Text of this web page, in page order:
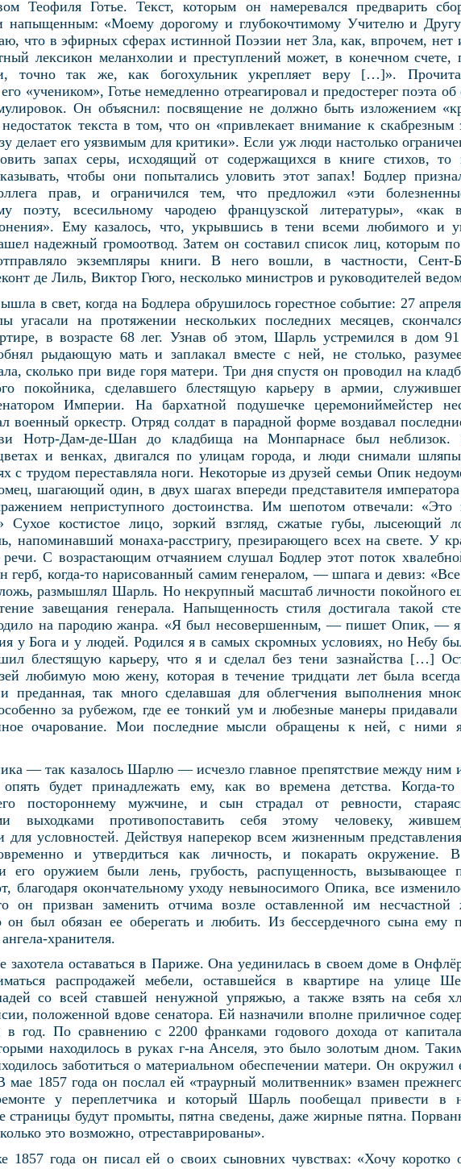
Теофиля Готье. Текст, которым он намеревался предварить
напыщенным: «Моему дорогому и глубокочтимому Учителю и
что в эфирных сферах истинной Поэзии нет Зла, как, впрочем, нет
лексикон меланхолии и преступлений может, в конечном счете,
точно так же, как богохульник укрепляет веру […]».
«учеником», Готье немедленно отреагировал и предостерег поэта об
Он объяснил: посвящение не должно быть изложением
текста в том, что он «привлекает внимание к скабрезным
делает его уязвимым для критики». Если уж люди настолько
запах серы, исходящий от содержащихся в книге стихов, то
чтобы они попытались уловить этот запах! Бодлер
прав, и ограничился тем, что предложил «эти
поэту, всесильному чародею французской литературы», «как
Ему казалось, что, укрывшись в тени всеми любимого и
надежный громоотвод. Затем он составил список лиц, которым
отправляло экземпляры книги. В него вошли, в частности, Сент-
де Лиль, Виктор Гюго, несколько министров и руководителей
в свет, когда на Бодлера обрушилось горестное событие: 27
угасали на протяжении нескольких последних месяцев,
в возрасте 68 лег. Узнав об этом, Шарль устремился в дом
рыдающую мать и заплакал вместе с ней, не столько,
сколько при виде горя матери. Три дня спустя он проводил на
покойника, сделавшего блестящую карьеру в армии,
Империи. На бархатной подушечке церемониймейстер
военный оркестр. Отряд солдат в парадной форме воздавал
Нотр-Дам-де-Шан до кладбища на Монпарнасе был неблизок.
и венках, двигался по улицам города, и люди снимали
с трудом переставляла ноги. Некоторые из друзей семьи Опик
шагающий один, в двух шагах впереди представителя
неприступного достоинства. Им шепотом отвечали: «Это
костистое лицо, зоркий взгляд, сжатые губы, лысеющий
напоминавший монаха-расстригу, презирающего всех на свете. У
речи. С возрастающим отчаянием слушал Бодлер этот поток
герб, когда-то нарисованный самим генералом, — шпага и девиз: «Все
размышлял Шарль. Но некрупный масштаб личности покойного
завещания генерала. Напыщенность стиля достигала такой
на пародию жанра. «Я был несовершенным, — пишет Опик, —
у Бога и у людей. Родился я в самых скромных условиях, но Небу
блестящую карьеру, что я и сделал без тени зазнайства […]
любимую мою жену, которая в течение тридцати лет была
преданная, так много сделавшая для облегчения выполнения
за рубежом, где ее тонкий ум и любезные манеры придавали
очарование. Мои последние мысли обращены к ней, с ними
— так казалось Шарлю — исчезло главное препятствие между ним
будет принадлежать ему, как во времена детства. Когда-то
постороннему мужчине, и сын страдал от ревности,
выходками противопоставить себя этому человеку,
для условностей. Действуя наперекор всем жизненным
и утвердиться как личность, и покарать окружение.
его оружием были лень, грубость, распущенность, вызывающее
окончательному уходу невыносимого Опика, все
он призван заменить отчима возле оставленной им
был обязан ее оберегать и любить. Из бессердечного сына ему
хранителя.
захотела оставаться в Париже. Она уединилась в своем доме в
распродажей мебели, оставшейся в квартире на улице
со всей ставшей ненужной упряжью, а также взять на себя
положенной вдове сенатора. Ей назначили вполне приличное
в год. По сравнению с 2200 франками годового дохода от
находилось в руках г-на Анселя, это было золотым дном.
заботиться о материальном обеспечении матери. Он окружил
1857 года он послал ей «траурный молитвенник» взамен
у переплетчика и который Шарль пообещал привести в
страницы будут промыты, пятна сведены, даже жирные пятна.
это возможно, отреставрированы».
года он писал ей о своих сыновних чувствах: «Хочу коротко